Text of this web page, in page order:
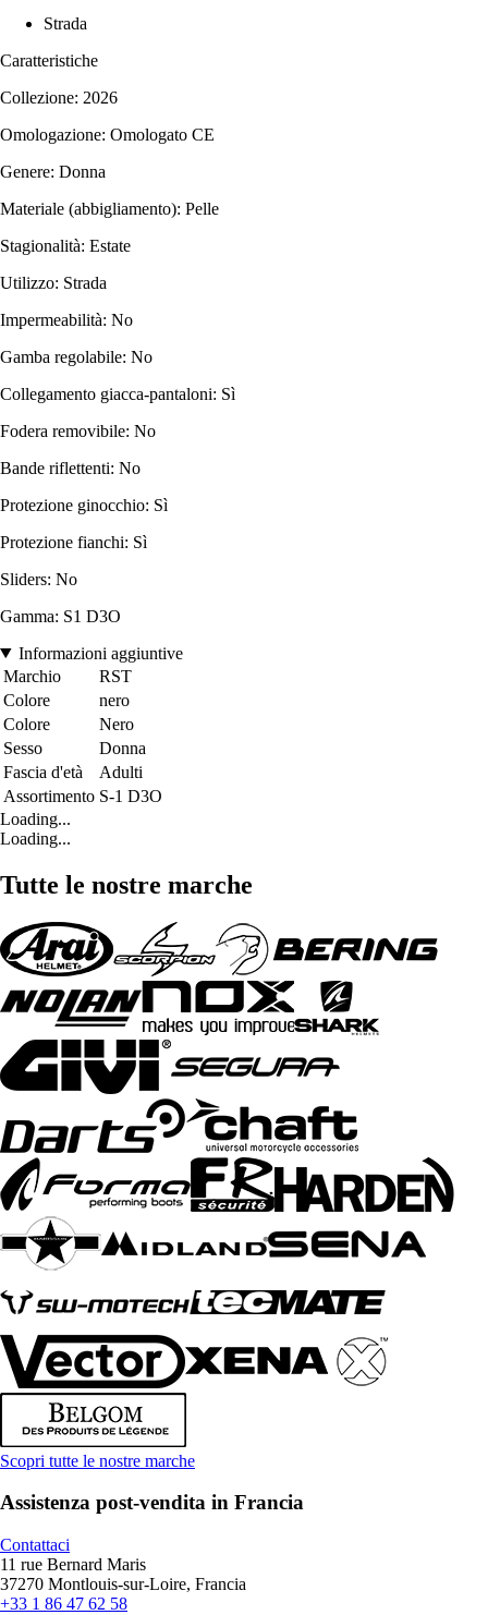
Strada
Caratteristiche
Collezione: 2026
Omologazione: Omologato CE
Genere: Donna
Materiale (abbigliamento): Pelle
Stagionalità: Estate
Utilizzo: Strada
Impermeabilità: No
Gamba regolabile: No
Collegamento giacca-pantaloni: Sì
Fodera removibile: No
Bande riflettenti: No
Protezione ginocchio: Sì
Protezione fianchi: Sì
Sliders: No
Gamma: S1 D3O
Informazioni aggiuntive
Marchio
RST
Colore
nero
Colore
Nero
Sesso
Donna
Fascia d'età
Adulti
Assortimento S-1 D3O
Loading...
Loading...
Tutte le nostre marche
Scopri tutte le nostre marche
Assistenza post-vendita in Francia
Contattaci
11 rue Bernard Maris
37270 Montlouis-sur-Loire, Francia
+33 1 86 47 62 58